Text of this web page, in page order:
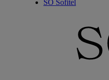
SO Sofitel